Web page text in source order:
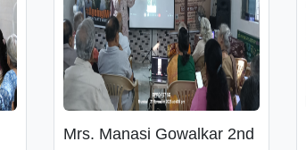
Mrs. Manasi Gowalkar 2nd